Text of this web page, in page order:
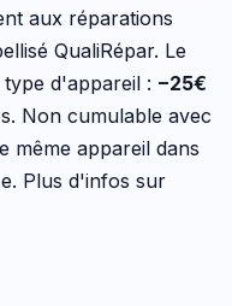
aux réparations
QualiRépar. Le
d'appareil : −25€
. Non cumulable avec
même appareil dans
Plus d'infos sur